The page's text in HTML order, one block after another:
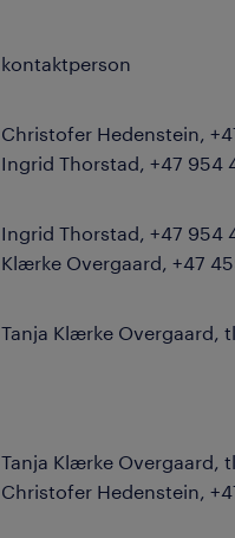
kontaktperson
Christofer Hedenstein,
Ingrid Thorstad, +47 954
Ingrid Thorstad, +47 954
Klærke Overgaard, +47
Tanja Klærke Overgaard,
Tanja Klærke Overgaard,
Christofer Hedenstein,